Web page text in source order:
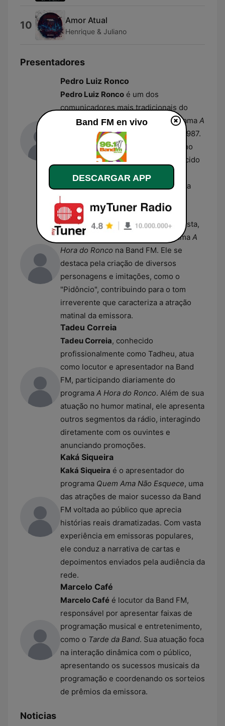
10 Amor Atual
Henrique & Juliano
Presentadores
Pedro Luiz Ronco
Pedro Luiz Ronco é um dos
comunicadores mais tradicionais do
rádio brasileiro e comanda o programa A
Hora do Roncona Band FM desde 1987.
Com mais de 50 anos de trajetória no
Grupo Bandeirantes, ele é reconhecido
por seu estilo humorístico e pela
longevidade como líder de audiência
nas manhãs paulistas.
Emerson França
Emerson França é locutor e humorista,
integrante fundamental do programa A
Hora do Ronco na Band FM. Ele se
destaca pela criação de diversos
personagens e imitações, como o
"Pidôncio", contribuindo para o tom
irreverente que caracteriza a atração
matinal da emissora.
Tadeu Correia
Tadeu Correia, conhecido
profissionalmente como Tadheu, atua
como locutor e apresentador na Band
FM, participando diariamente do
programa A Hora do Ronco. Além de sua
atuação no humor matinal, ele apresenta
outros segmentos da rádio, interagindo
diretamente com os ouvintes e
anunciando promoções.
Kaká Siqueira
Kaká Siqueira é o apresentador do
programa Quem Ama Não Esquece, uma
das atrações de maior sucesso da Band
FM voltada ao público que aprecia
histórias reais dramatizadas. Com vasta
experiência em emissoras populares,
ele conduz a narrativa de cartas e
depoimentos enviados pela audiência da
rede.
Marcelo Café
Marcelo Café é locutor da Band FM,
responsável por apresentar faixas de
programação musical e entretenimento,
como o Tarde da Band. Sua atuação foca
na interação dinâmica com o público,
apresentando os sucessos musicais da
programação e coordenando os sorteios
de prêmios da emissora.
Noticias
Band FM en vivo
DESCARGAR APP